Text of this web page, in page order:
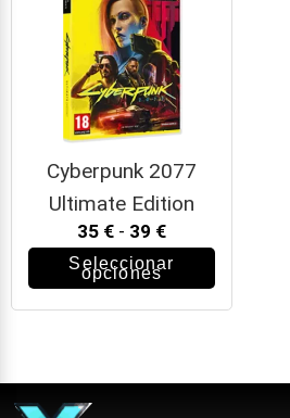
Cyberpunk 2077
Ultimate Edition
35 € - 39 €
Seleccionar
opciones